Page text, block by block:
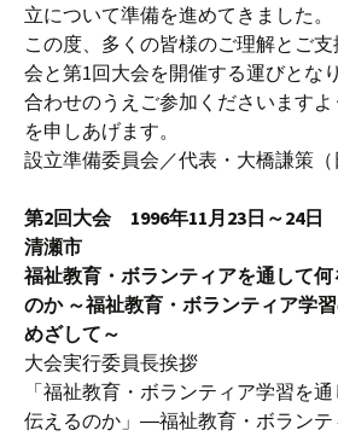
立について準備を進めてきました。
この度、多くの皆様のご理解とご
会と第1回大会を開催する運びとな
合わせのうえご参加くださいます
を申しあげます。
設立準備委員会／代表・大橋謙策（
第2回大会 1996年11月23日～24
清瀬市
福祉教育・ボランティアを通して
のか ～福祉教育・ボランティア学
めざして～
大会実行委員長挨拶
「福祉教育・ボランティア学習を
伝えるのか」―福祉教育・ボランテ